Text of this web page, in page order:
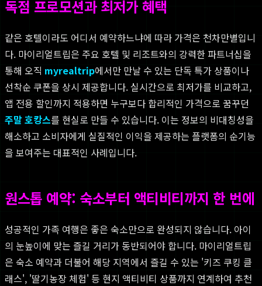
독점 프로모션과 최저가 혜택
같은 호텔이라도 어디서 예약하느냐에 따라 가격은 천차만별입니
다. 마이리얼트립은 주요 호텔 및 리조트와의 강력한 파트너십을
통해 오직 myrealtrip에서만 만날 수 있는 단독 특가 상품이나
선착순 쿠폰을 상시 제공합니다. 실시간으로 최저가를 비교하고,
앱 전용 할인까지 적용하면 누구보다 합리적인 가격으로 꿈꾸던
주말 호캉스를 현실로 만들 수 있습니다. 이는 정보의 비대칭성을
해소하고 소비자에게 실질적인 이익을 제공하는 플랫폼의 순기능
을 보여주는 대표적인 사례입니다.
원스톱 예약: 숙소부터 액티비티까지 한 번에
성공적인 가족 여행은 좋은 숙소만으로 완성되지 않습니다. 아이
의 눈높이에 맞는 즐길 거리가 동반되어야 합니다. 마이리얼트립
은 숙소 예약과 더불어 해당 지역에서 즐길 수 있는 '키즈 쿠킹 클
래스', '딸기농장 체험' 등 현지 액티비티 상품까지 연계하여 추천